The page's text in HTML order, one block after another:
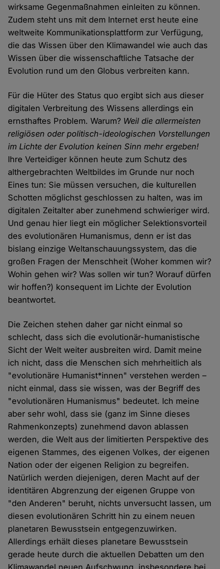
wirksame Gegenmaßnahmen einleiten zu können.
Zudem steht uns mit dem Internet erst heute eine
weltweite Kommunikationsplattform zur Verfügung,
die das Wissen über den Klimawandel wie auch das
Wissen über die wissenschaftliche Tatsache der
Evolution rund um den Globus verbreiten kann.
Für die Hüter des Status quo ergibt sich aus dieser
digitalen Verbreitung des Wissens allerdings ein
ernsthaftes Problem. Warum? Weil die allermeisten
religiösen oder politisch-ideologischen Vorstellungen
im Lichte der Evolution keinen Sinn mehr ergeben!
Ihre Verteidiger können heute zum Schutz des
althergebrachten Weltbildes im Grunde nur noch
Eines tun: Sie müssen versuchen, die kulturellen
Schotten möglichst geschlossen zu halten, was im
digitalen Zeitalter aber zunehmend schwieriger wird.
Und genau hier liegt ein möglicher Selektionsvorteil
des evolutionären Humanismus, denn er ist das
bislang einzige Weltanschauungssystem, das die
großen Fragen der Menschheit (Woher kommen wir?
Wohin gehen wir? Was sollen wir tun? Worauf dürfen
wir hoffen?) konsequent im Lichte der Evolution
beantwortet.
Die Zeichen stehen daher gar nicht einmal so
schlecht, dass sich die evolutionär-humanistische
Sicht der Welt weiter ausbreiten wird. Damit meine
ich nicht, dass die Menschen sich mehrheitlich als
"evolutionäre Humanist*innen" verstehen werden –
nicht einmal, dass sie wissen, was der Begriff des
"evolutionären Humanismus" bedeutet. Ich meine
aber sehr wohl, dass sie (ganz im Sinne dieses
Rahmenkonzepts) zunehmend davon ablassen
werden, die Welt aus der limitierten Perspektive des
eigenen Stammes, des eigenen Volkes, der eigenen
Nation oder der eigenen Religion zu begreifen.
Natürlich werden diejenigen, deren Macht auf der
identitären Abgrenzung der eigenen Gruppe von
"den Anderen" beruht, nichts unversucht lassen, um
diesen evolutionären Schritt hin zu einem neuen
planetaren Bewusstsein entgegenzuwirken.
Allerdings erhält dieses planetare Bewusstsein
gerade heute durch die aktuellen Debatten um den